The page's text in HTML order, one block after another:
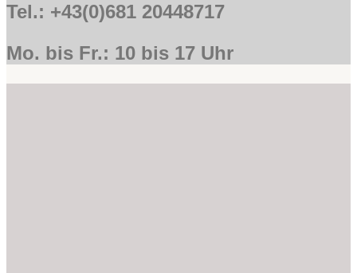
Tel.: +43(0)681 20448717
Mo. bis Fr.: 10 bis 17 Uhr